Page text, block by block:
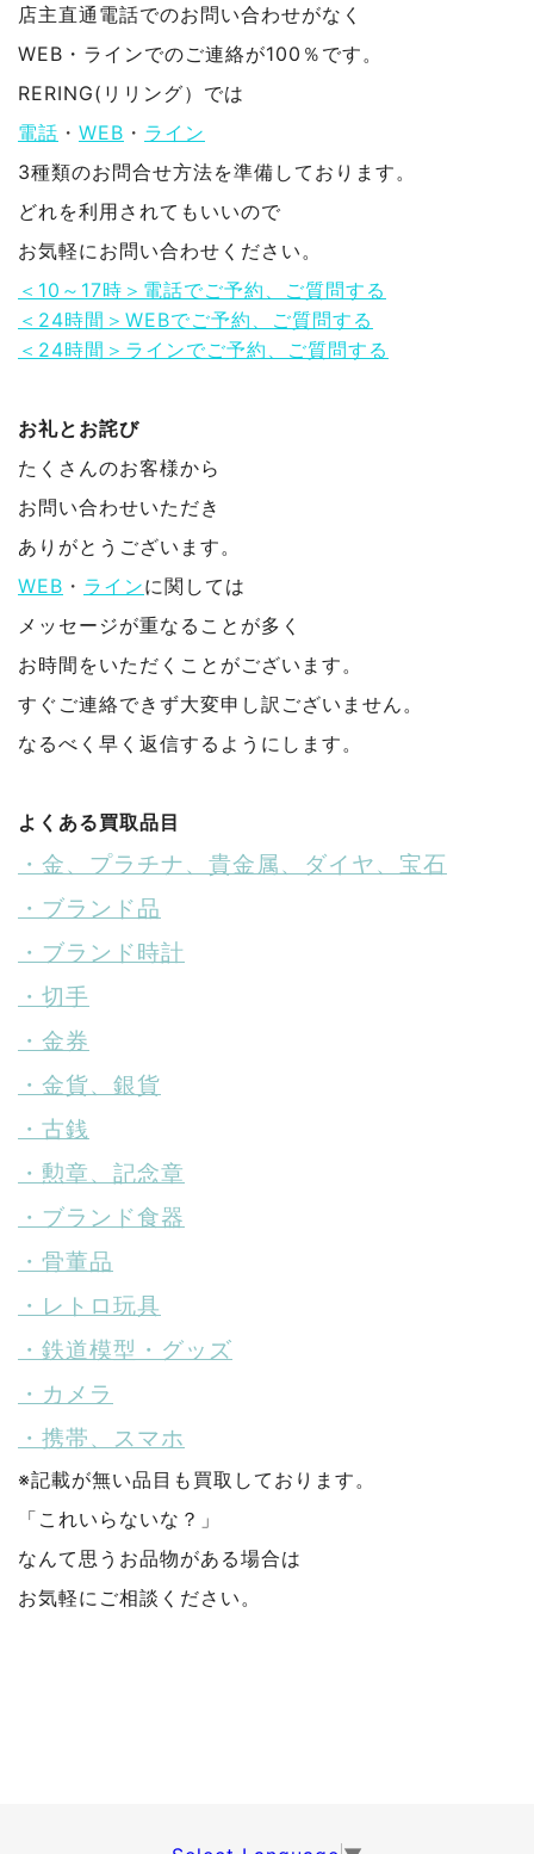
店主直通電話でのお問い合わせがなく
WEB・ラインでのご連絡が100％です。
RERING(リリング）では
電話 ・ WEB ・ ライン
3種類のお問合せ方法を準備しております。
どれを利用されてもいいので
お気軽にお問い合わせください。
＜10～17時＞電話でご予約、ご質問する
＜24時間＞WEBでご予約、ご質問する
＜24時間＞ラインでご予約、ご質問する
お礼とお詫び
たくさんのお客様から
お問い合わせいただき
ありがとうございます。
WEB ・ ラインに関しては
メッセージが重なることが多く
お時間をいただくことがございます。
すぐご連絡できず大変申し訳ございません。
なるべく早く返信するようにします。
よくある買取品目
・金、プラチナ、貴金属、ダイヤ、宝石
・ブランド品
・ブランド時計
・切手
・金券
・金貨、銀貨
・古銭
・勲章、記念章
・ブランド食器
・骨董品
・レトロ玩具
・鉄道模型・グッズ
・カメラ
・携帯、スマホ
※記載が無い品目も買取しております。
「これいらないな？」
なんて思うお品物がある場合は
お気軽にご相談ください。